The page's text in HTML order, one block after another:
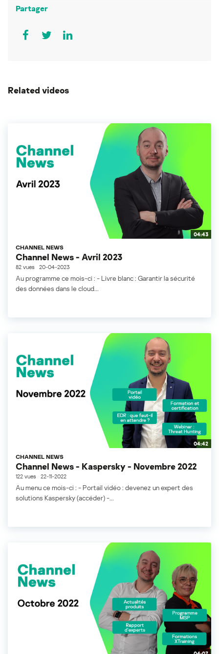
Partager
Related videos
04:43
CHANNEL NEWS
Channel News - Avril 2023
82 vues 20-04-2023
Au programme ce mois-ci : - Livre blanc : Garantir la sécurité
des données dans le cloud...
04:42
CHANNEL NEWS
Channel News - Kaspersky - Novembre 2022
122 vues 22-11-2022
Au menu ce mois-ci : - Portail vidéo : devenez un expert des
solutions Kaspersky (accéder) -...